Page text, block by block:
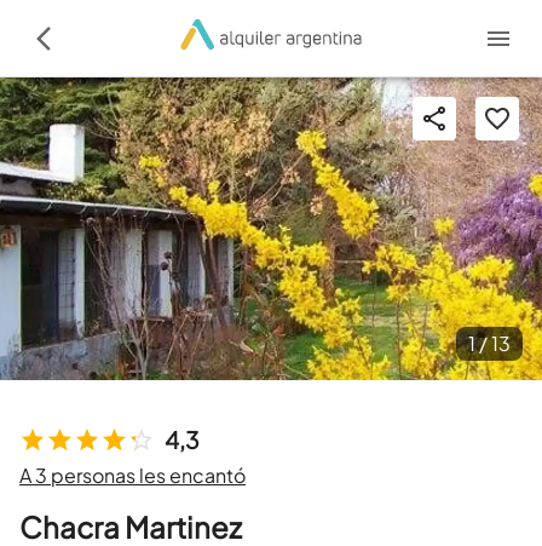
4,3
A 3 personas les encantó
Chacra Martinez
1 /13